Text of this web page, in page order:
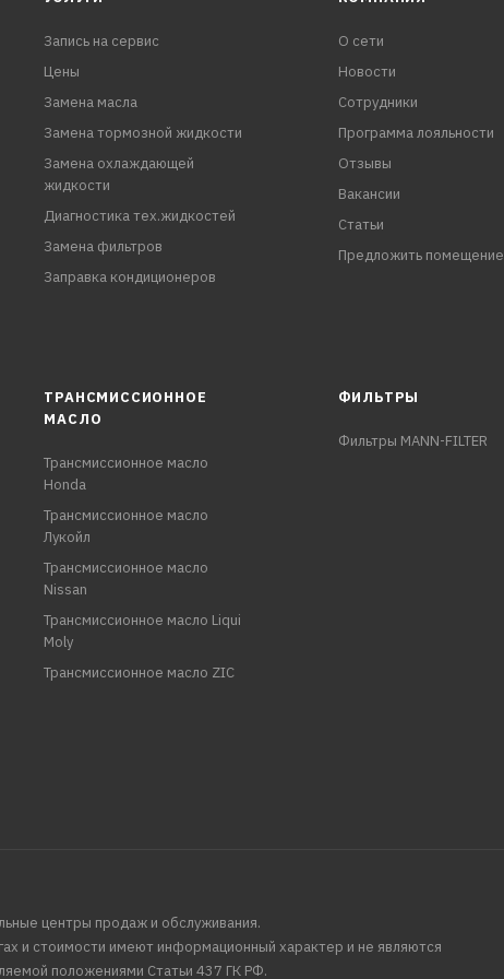
Запись на сервис
Цены
Замена масла
Замена тормозной жидкости
Замена охлаждающей
жидкости
Диагностика тех.жидкостей
Замена фильтров
Заправка кондиционеров
О сети
Новости
Сотрудники
Программа лояльности
Отзывы
Вакансии
Статьи
Предложить помещение
ТРАНСМИССИОННОЕ
МАСЛО
Трансмиссионное масло
Honda
Трансмиссионное масло
Лукойл
Трансмиссионное масло
Nissan
Трансмиссионное масло Liqui
Moly
Трансмиссионное масло ZIC
ФИЛЬТРЫ
Фильтры MANN-FILTER
центры продаж и обслуживания.
и стоимости имеют информационный характер и не являются
положениями Статьи 437 ГК РФ.